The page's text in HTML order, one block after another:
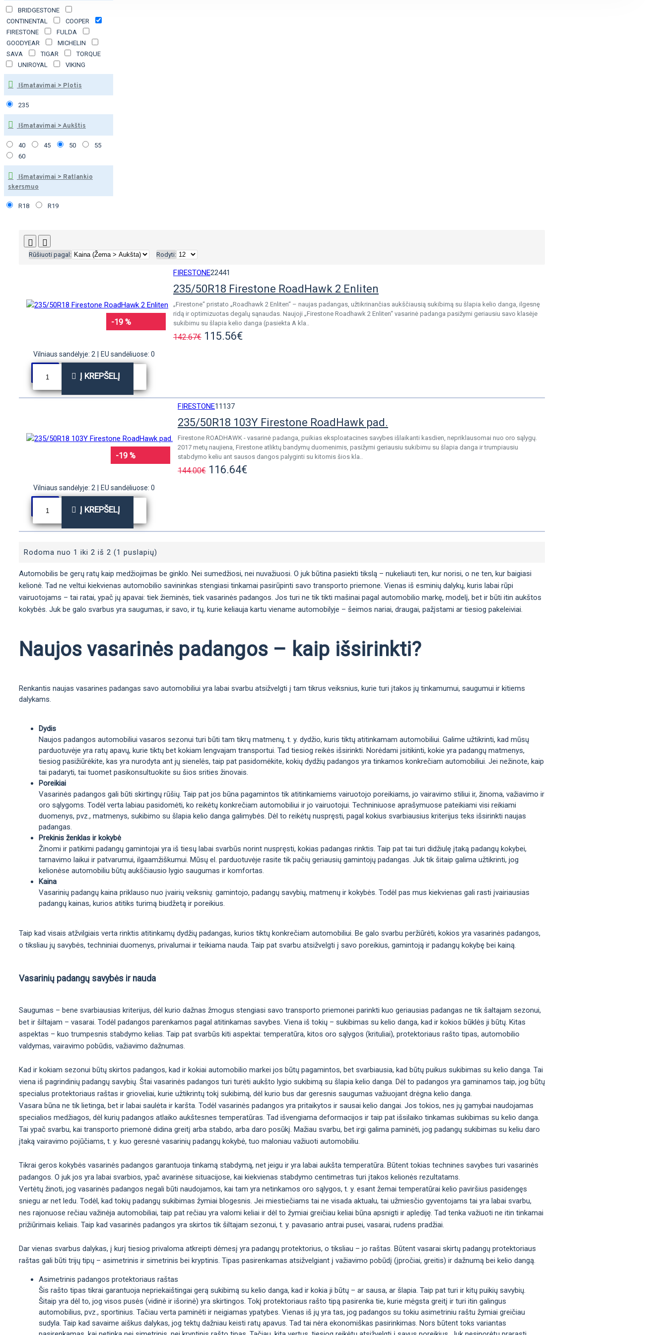
BRIDGESTONE
CONTINENTAL
COOPER
FIRESTONE
FULDA
GOODYEAR
MICHELIN
SAVA
TIGAR
TORQUE
UNIROYAL
VIKING
Išmatavimai > Plotis
235
Išmatavimai > Aukštis
40 45 50
55
60
Išmatavimai > Ratlankio
skersmuo
R18 R19
Rūšiuoti pagal: Rodyti:
-19 %
FIRESTONE22441
235/50R18 Firestone RoadHawk 2 Enliten
„Firestone“ pristato „Roadhawk 2 Enliten“ – naujas padangas, užtikrinančias aukščiausią sukibimą su šlapia kelio danga, ilgesnę
ridą ir optimizuotas degalų sąnaudas. Naujoji „Firestone Roadhawk 2 Enliten“ vasarinė padanga pasižymi geriausiu savo klasėje
sukibimu su šlapia kelio danga (pasiekta A kla..
142.67€ 115.56€
Vilniaus sandėlyje: 2 EU sandėliuose: 0
Į KREPŠELĮ
-19 %
FIRESTONE11137
235/50R18 103Y Firestone RoadHawk pad.
Firestone ROADHAWK - vasarinė padanga, puikias eksploatacines savybes išlaikanti kasdien, nepriklausomai nuo oro sąlygų.
2017 metų naujiena, Firestone atliktų bandymų duomenimis, pasižymi geriausiu sukibimu su šlapia danga ir trumpiausiu
stabdymo keliu ant sausos dangos palyginti su kitomis šios kla..
144.00€ 116.64€
Vilniaus sandėlyje: 2 EU sandėliuose: 0
Į KREPŠELĮ
Rodoma nuo 1 iki 2 iš 2 (1 puslapių)
Automobilis be gerų ratų kaip medžiojimas be ginklo. Nei sumedžiosi, nei nuvažiuosi. O juk būtina pasiekti tikslą – nukeliauti ten, kur norisi, o ne ten, kur baigiasi
kelionė. Tad ne veltui kiekvienas automobilio savininkas stengiasi tinkamai pasirūpinti savo transporto priemone. Vienas iš esminių dalykų, kuris labai rūpi
vairuotojams – tai ratai, ypač jų apavai: tiek žieminės, tiek vasarinės padangos. Jos turi ne tik tikti mašinai pagal automobilio markę, modelį, bet ir būti itin aukštos
kokybės. Juk be galo svarbus yra saugumas, ir savo, ir tų, kurie keliauja kartu viename automobilyje – šeimos nariai, draugai, pažįstami ar tiesiog pakeleiviai.
Naujos vasarinės padangos – kaip išsirinkti?
Renkantis naujas vasarines padangas savo automobiliui yra labai svarbu atsižvelgti į tam tikrus veiksnius, kurie turi įtakos jų tinkamumui, saugumui ir kitiems
dalykams.
Dydis
Naujos padangos automobiliui vasaros sezonui turi būti tam tikrų matmenų, t. y. dydžio, kuris tiktų atitinkamam automobiliui. Galime užtikrinti, kad mūsų
parduotuvėje yra ratų apavų, kurie tiktų bet kokiam lengvajam transportui. Tad tiesiog reikės išsirinkti. Norėdami įsitikinti, kokie yra padangų matmenys,
tiesiog pasižiūrėkite, kas yra nurodyta ant jų sienelės, taip pat pasidomėkite, kokių dydžių padangos yra tinkamos konkrečiam automobiliui. Jei nežinote, kaip
tai padaryti, tai tuomet pasikonsultuokite su šios srities žinovais.
Poreikiai
Vasarinės padangos gali būti skirtingų rūšių. Taip pat jos būna pagamintos tik atitinkamiems vairuotojo poreikiams, jo vairavimo stiliui ir, žinoma, važiavimo ir
oro sąlygoms. Todėl verta labiau pasidomėti, ko reikėtų konkrečiam automobiliui ir jo vairuotojui. Techniniuose aprašymuose pateikiami visi reikiami
duomenys, pvz., matmenys, sukibimo su šlapia kelio danga galimybės. Dėl to reikėtų nuspręsti, pagal kokius svarbiausius kriterijus teks išsirinkti naujas
padangas.
Prekinis ženklas ir kokybė
Žinomi ir patikimi padangų gamintojai yra iš tiesų labai svarbūs norint nuspręsti, kokias padangas rinktis. Taip pat tai turi didžiulę įtaką padangų kokybei,
tarnavimo laikui ir patvarumui, ilgaamžiškumui. Mūsų el. parduotuvėje rasite tik pačių geriausių gamintojų padangas. Juk tik šitaip galima užtikrinti, jog
kelionėse automobiliu būtų aukščiausio lygio saugumas ir komfortas.
Kaina
Vasarinių padangų kaina priklauso nuo įvairių veiksnių: gamintojo, padangų savybių, matmenų ir kokybės. Todėl pas mus kiekvienas gali rasti įvairiausias
padangų kainas, kurios atitiks turimą biudžetą ir poreikius.
Taip kad visais atžvilgiais verta rinktis atitinkamų dydžių padangas, kurios tiktų konkrečiam automobiliui. Be galo svarbu peržiūrėti, kokios yra vasarinės padangos,
o tiksliau jų savybės, techniniai duomenys, privalumai ir teikiama nauda. Taip pat svarbu atsižvelgti į savo poreikius, gamintoją ir padangų kokybę bei kainą.
Vasarinių padangų savybės ir nauda
Saugumas – bene svarbiausias kriterijus, dėl kurio dažnas žmogus stengiasi savo transporto priemonei parinkti kuo geriausias padangas ne tik šaltajam sezonui,
bet ir šiltajam – vasarai. Todėl padangos parenkamos pagal atitinkamas savybes. Viena iš tokių – sukibimas su kelio danga, kad ir kokios būklės ji būtų. Kitas
aspektas – kuo trumpesnis stabdymo kelias. Taip pat svarbūs kiti aspektai: temperatūra, kitos oro sąlygos (krituliai), protektoriaus rašto tipas, automobilio
valdymas, vairavimo pobūdis, važiavimo dažnumas.
Kad ir kokiam sezonui būtų skirtos padangos, kad ir kokiai automobilio markei jos būtų pagamintos, bet svarbiausia, kad būtų puikus sukibimas su kelio danga. Tai
viena iš pagrindinių padangų savybių. Štai vasarinės padangos turi turėti aukšto lygio sukibimą su šlapia kelio danga. Dėl to padangos yra gaminamos taip, jog būtų
specialus protektoriaus raštas ir grioveliai, kurie užtikrintų tokį sukibimą, dėl kurio bus dar geresnis saugumas važiuojant drėgna kelio danga.
Vasara būna ne tik lietinga, bet ir labai saulėta ir karšta. Todėl vasarinės padangos yra pritaikytos ir sausai kelio dangai. Jos tokios, nes jų gamybai naudojamas
specialios medžiagos, dėl kurių padangos atlaiko aukštesnes temperatūras. Tad išvengiama deformacijos ir taip pat išsilaiko tinkamas sukibimas su kelio danga.
Tai ypač svarbu, kai transporto priemonė didina greitį arba stabdo, arba daro posūkį. Mažiau svarbu, bet irgi galima paminėti, jog padangų sukibimas su keliu daro
įtaką vairavimo pojūčiams, t. y. kuo geresnė vasarinių padangų kokybė, tuo maloniau važiuoti automobiliu.
Tikrai geros kokybės vasarinės padangos garantuoja tinkamą stabdymą, net jeigu ir yra labai aukšta temperatūra. Būtent tokias technines savybes turi vasarinės
padangos. O juk jos yra labai svarbios, ypač avarinėse situacijose, kai kiekvienas stabdymo centimetras turi įtakos kelionės rezultatams.
Vertėtų žinoti, jog vasarinės padangos negali būti naudojamos, kai tam yra netinkamos oro sąlygos, t. y. esant žemai temperatūrai kelio paviršius pasidengęs
sniegu ar net ledu. Todėl, kad tokių padangų sukibimas žymiai blogesnis. Jei miestiečiams tai ne visada aktualu, tai užmiesčio gyventojams tai yra labai svarbu,
nes rajonuose rečiau važinėja automobiliai, taip pat rečiau yra valomi keliai ir dėl to žymiai greičiau keliai būna apsnigti ir aplediję. Tad tenka važiuoti ne itin tinkamai
prižiūrimais keliais. Taip kad vasarinės padangos yra skirtos tik šiltajam sezonui, t. y. pavasario antrai pusei, vasarai, rudens pradžiai.
Dar vienas svarbus dalykas, į kurį tiesiog privaloma atkreipti dėmesį yra padangų protektorius, o tiksliau – jo raštas. Būtent vasarai skirtų padangų protektoriaus
raštas gali būti trijų tipų – asimetrinis ir simetrinis bei kryptinis. Tipas pasirenkamas atsižvelgiant į važiavimo pobūdį (įpročiai, greitis) ir dažnumą bei kelio dangą.
Asimetrinis padangos protektoriaus raštas
Šis rašto tipas tikrai garantuoja nepriekaištingai gerą sukibimą su kelio danga, kad ir kokia ji būtų – ar sausa, ar šlapia. Taip pat turi ir kitų puikių savybių.
Šitaip yra dėl to, jog visos pusės (vidinė ir išorinė) yra skirtingos. Tokį protektoriaus rašto tipą pasirenka tie, kurie mėgsta greitį ir turi itin galingus
automobilius, pvz., sportinius. Tačiau verta paminėti ir neigiamas ypatybes. Vienas iš jų yra tas, jog padangos su tokiu asimetriniu raštu žymiai greičiau
sudyla. Taip kad savaime aiškus dalykas, jog tektų dažniau keisti ratų apavus. Tad tai nėra ekonomiškas pasirinkimas. Nors būtent toks variantas